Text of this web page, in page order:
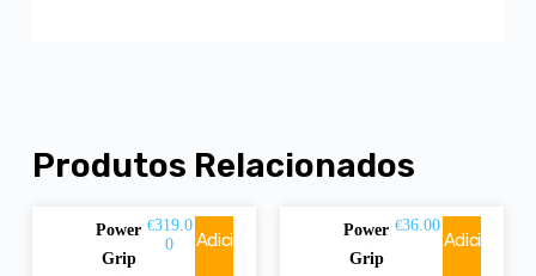
Produtos Relacionados
Power
Grip
€319.0
0
Adici
Power
Grip
€36.00
Adici